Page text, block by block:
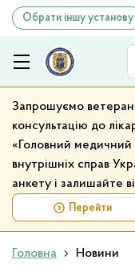
Обрати іншу установу
Запрошуємо
консультацію до
«Головний медичний
внутрішніх справ
анкету і залишайте
Перейти
Головна Новини